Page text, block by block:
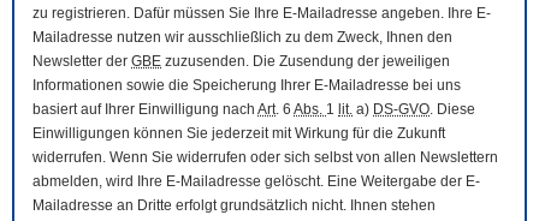
zu registrieren. Dafür müssen Sie Ihre E-Mail adresse angeben. Ihre E-
Mail adresse nutzen wir ausschließlich zu dem Zweck, Ihnen den
Newsletter der GBE zuzusenden. Die Zusendung der jeweiligen
Informationen sowie die Speicherung Ihrer E-Mail adresse bei uns
basiert auf Ihrer Einwilligung nach Art. 6 Abs. 1 lit. a) DS-GVO. Diese
Einwilligungen können Sie jederzeit mit Wirkung für die Zukunft
widerrufen. Wenn Sie widerrufen oder sich selbst von allen Newslettern
abmelden, wird Ihre E-Mail adresse gelöscht. Eine Weitergabe der E-
Mail adresse an Dritte erfolgt grundsätzlich nicht. Ihnen stehen